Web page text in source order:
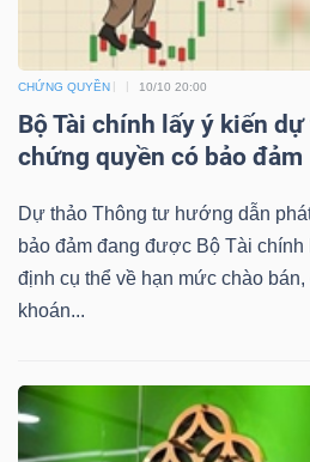
CHỨNG QUYỀN 10/10 20:00
Bộ Tài chính lấy ý kiến
chứng quyền có bảo đảm
Dự thảo Thông tư hướng dẫn
bảo đảm đang được Bộ Tài
định cụ thể về hạn mức chào
khoán...
CÔNG
KHÔNG